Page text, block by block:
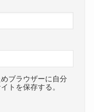
ブラウザーに自分
トを保存する。